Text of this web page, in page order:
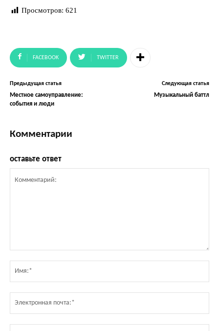
Просмотров: 621
FACEBOOK TWITTER
Предыдущая статья
Местное самоуправление:
события и люди
Следующая статья
Музыкальный баттл
Комментарии
оставьте ответ